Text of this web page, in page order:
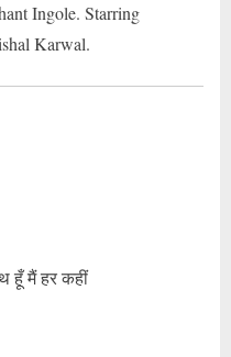
Ingole. Starring
Karwal.
हूँ मैं हर कहीं